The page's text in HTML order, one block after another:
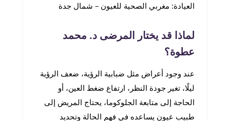
العيادة: مغربي الصحية للعيون – شمال جدة
لماذا قد يختار المرضى د. محمد
عطوة؟
عند وجود أعراض مثل ضبابية الرؤية، ضعف الرؤية
ليلًا، تغير جودة النظر، ارتفاع ضغط العين، أو
الحاجة إلى متابعة الجلوكوما، يحتاج المريض إلى
طبيب عيون يساعده في فهم الحالة وتحديد